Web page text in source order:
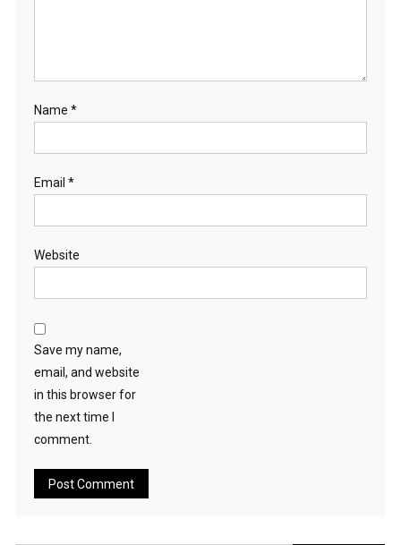
Name *
Email *
Website
Save my name,
email, and website
in this browser for
the next time I
comment.